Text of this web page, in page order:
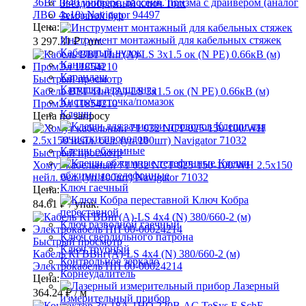
Звездообразный ключ Torx
Земляной бур
Инструмент монтажный для кабельных стяжек
Кабельный чулок
Канистра
Карандаш
Катушка для шланга
Кисть/кисточка/помазок
Клещи
Клещи для
зачистки проводов
Клещи обжимные
Клещи
обжимные телефонные
Ключ гаечный
Ключ Кобра
переставной
Ключ разводной гаечный
Ключ сверлильного патрона
Ключ трубный
Контрольное зеркало
Корнеудалитель
Лазерный
измерительный прибор
ЛВО 4х18) Navigator 94497
Цена:
3 297.31 ₽/ шт.
Быстрый просмотр
Кабель ВВГ-Пнг(А)-LS 3х1.5 ок (N PE) 0.66кВ (м)
ПромЭл 11854210
Цена по запросу
Быстрый просмотр
Хомут кабельный 71 032 NCT-025-150-100/WH 2.5х150
нейл. бел. (уп.100шт) Navigator 71032
Цена:
84.61 ₽/ упак.
Быстрый просмотр
Кабель КГВВнг(А)-LS 4х4 (N) 380/660-2 (м)
Электрокабель НН 00-00024214
Цена:
364.24 ₽/ м